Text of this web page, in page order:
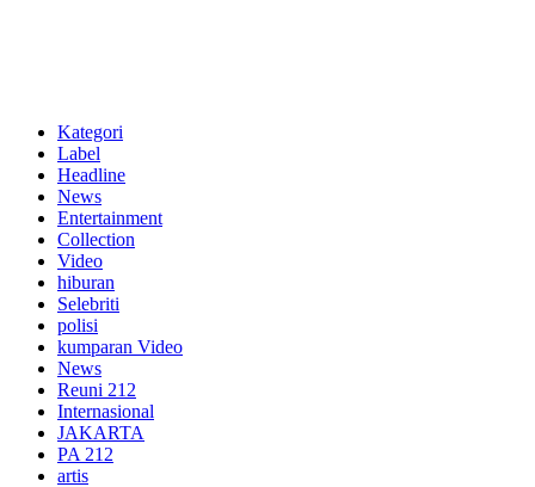
Kategori
Label
Headline
News
Entertainment
Collection
Video
hiburan
Selebriti
polisi
kumparan Video
News
Reuni 212
Internasional
JAKARTA
PA 212
artis